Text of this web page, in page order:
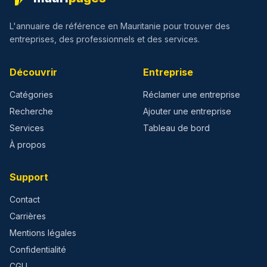
L'annuaire de référence en Mauritanie pour trouver des
entreprises, des professionnels et des services.
Découvrir
Catégories
Recherche
Services
À propos
Entreprise
Réclamer une entreprise
Ajouter une entreprise
Tableau de bord
Support
Contact
Carrières
Mentions légales
Confidentialité